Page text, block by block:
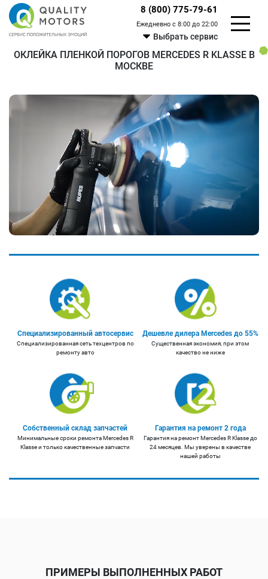
8 (800) 775-79-61
Ежедневно с 8:00 до 22:00
Выбрать сервис
ОКЛЕЙКА ПЛЕНКОЙ ПОРОГОВ MERCEDES R KLASSE В
МОСКВЕ
Специализированный автосервис
Специализированная сеть техцентров по
ремонту авто
Дешевле дилера Mercedes до 55%
Существенная экономия, при этом
качество не ниже
Собственный склад запчастей
Минимальные сроки ремонта Mercedes R
Klasse и только качественные запчасти
Гарантия на ремонт 2 года
Гарантия на ремонт Mercedes R Klasse до
24 месяцев. Мы уверены в качестве
нашей работы
ПРИМЕРЫ ВЫПОЛНЕННЫХ РАБОТ